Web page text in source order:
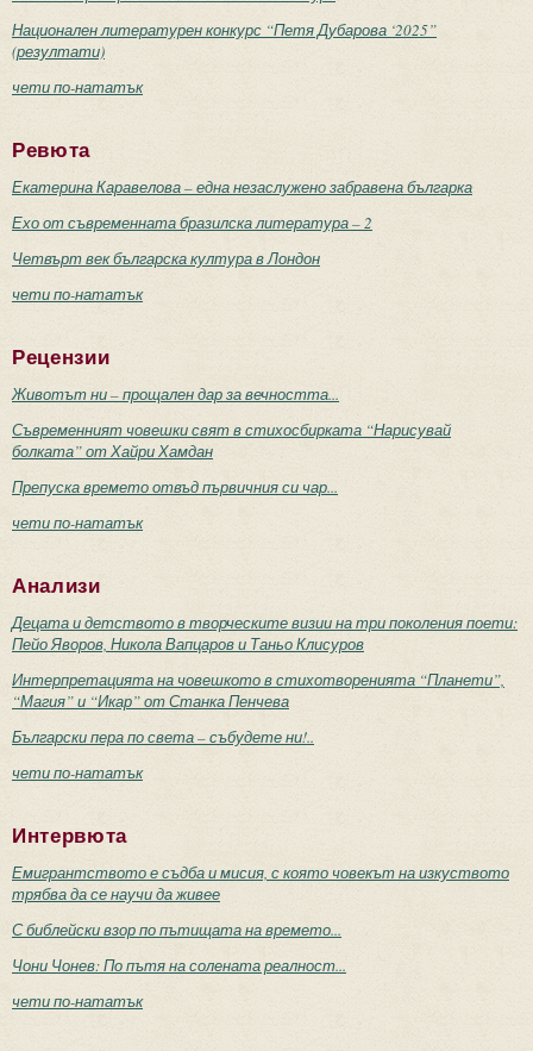
Национален литературен конкурс “Петя Дубарова ‘2025”
(резултати)
чети по-нататък
Ревюта
Екатерина Каравелова – една незаслужено забравена българка
Ехо от съвременната бразилска литература – 2
Четвърт век българска култура в Лондон
чети по-нататък
Рецензии
Животът ни – прощален дар за вечността...
Съвременният човешки свят в стихосбирката “Нарисувай
болката” от Хайри Хамдан
Препуска времето отвъд първичния си чар...
чети по-нататък
Анализи
Децата и детството в творческите визии на три поколения поети:
Пейо Яворов, Никола Вапцаров и Таньо Клисуров
Интерпретацията на човешкото в стихотворенията “Планети”,
“Магия” и “Икар” от Станка Пенчева
Български пера по света – събудете ни!..
чети по-нататък
Интервюта
Емигрантството е съдба и мисия, с която човекът на изкуството
трябва да се научи да живее
С библейски взор по пътищата на времето...
Чони Чонев: По пътя на солената реалност...
чети по-нататък